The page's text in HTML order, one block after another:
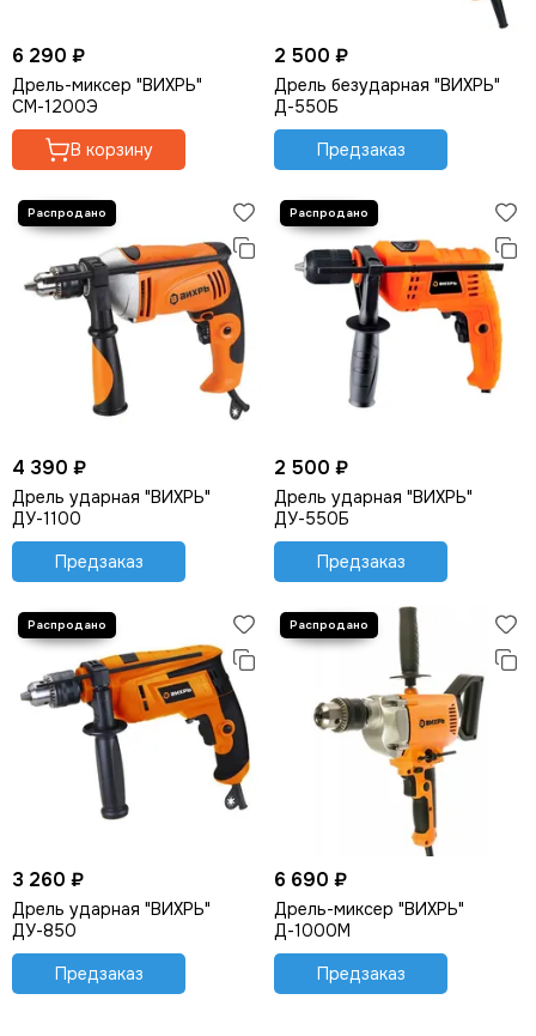
6 290 ₽
Дрель-миксер "ВИХРЬ"
СМ-1200Э
В корзину
2 500 ₽
Дрель безударная "ВИХРЬ"
Д-550Б
Предзаказ
4 390 ₽
Дрель ударная "ВИХРЬ"
ДУ-1100
Предзаказ
2 500 ₽
Дрель ударная "ВИХРЬ"
ДУ-550Б
Предзаказ
3 260 ₽
Дрель ударная "ВИХРЬ"
ДУ-850
Предзаказ
6 690 ₽
Дрель-миксер "ВИХРЬ"
Д-1000М
Предзаказ